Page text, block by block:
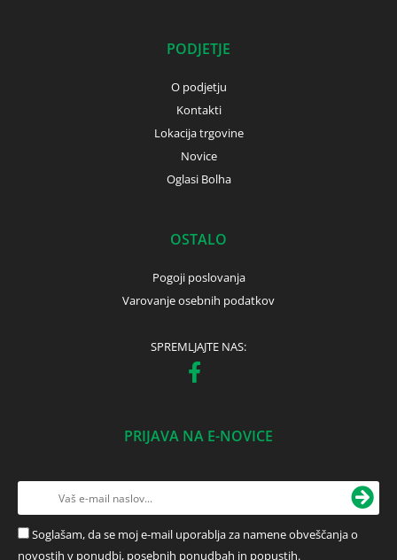
PODJETJE
O podjetju
Kontakti
Lokacija trgovine
Novice
Oglasi Bolha
OSTALO
Pogoji poslovanja
Varovanje osebnih podatkov
SPREMLJAJTE NAS:
PRIJAVA NA E-NOVICE
Soglašam, da se moj e-mail uporablja za namene obveščanja o
novostih v ponudbi, posebnih ponudbah in popustih.